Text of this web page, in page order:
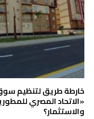
خارطة طريق لتنظيم
«الاتحاد المصري
والاستثمار؟